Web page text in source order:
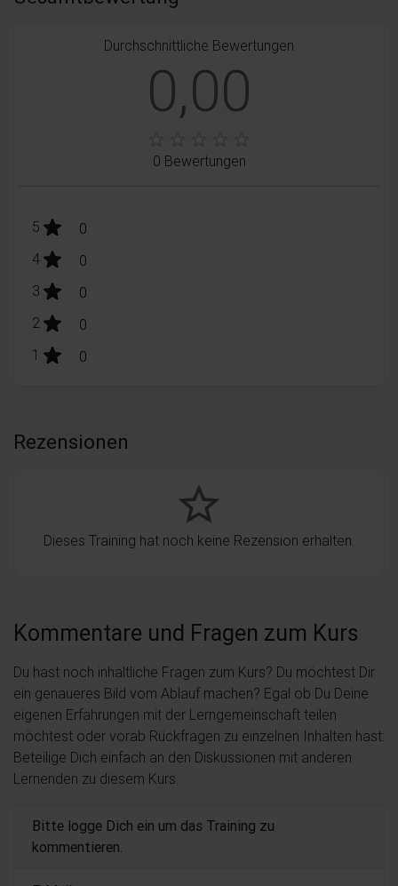
Durchschnittliche Bewertungen
0,00
0 Bewertungen
5 stars: 0
Bewertungen
4stars: 0
Bewertungen
3 stars: 0
Bewertungen
2 stars: 0
Bewertungen
1 stars: 0
Bewertungen
Rezensionen
star_border
Dieses Training hat noch keine Rezension erhalten.
Kommentare und Fragen zum Kurs
Du hast noch inhaltliche Fragen zum Kurs? Du möchtest Dir
ein genaueres Bild vom Ablauf machen? Egal ob Du Deine
eigenen Erfahrungen mit der Lerngemeinschaft teilen
möchtest oder vorab Rückfragen zu einzelnen Inhalten hast:
Beteilige Dich einfach an den Diskussionen mit anderen
Lernenden zu diesem Kurs.
Bitte logge Dich ein um das Training zu
kommentieren.